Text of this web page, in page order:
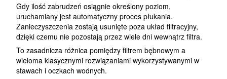
Gdy ilość zabrudzeń osiągnie określony poziom,
uruchamiany jest automatyczny proces płukania.
Zanieczyszczenia zostają usunięte poza układ filtracyjny,
dzięki czemu nie pozostają przez wiele dni wewnątrz filtra.
To zasadnicza różnica pomiędzy filtrem bębnowym a
wieloma klasycznymi rozwiązaniami wykorzystywanymi w
stawach i oczkach wodnych.